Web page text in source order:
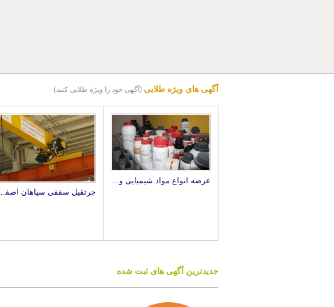
آگهی های ویژه طلایی (آگهی خود را ویژه طلایی کنید)
عرضه انواع مواد شیمیایی و آزمایشگاهی زیست آزما
جدیدترین آگهی های ثبت شده